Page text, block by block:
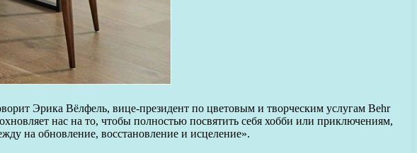
Эрика Вёлфель, вице-президент по цветовым и творческим услугам Behr
нас на то, чтобы полностью посвятить себя хобби или приключениям,
на обновление, восстановление и исцеление».